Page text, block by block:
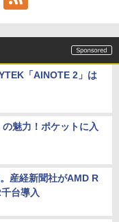
「AINOTE 2」は
魅力！ポケットに入
産経新聞社がAMD R
台導入